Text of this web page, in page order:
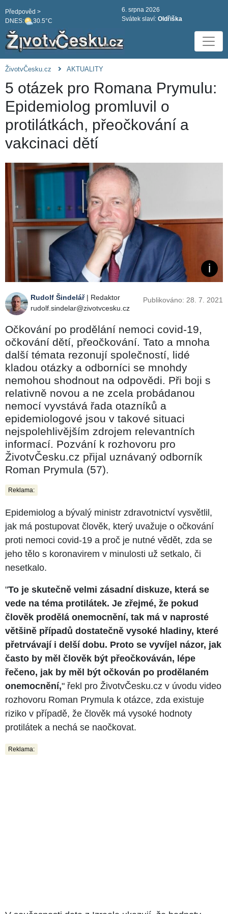
DNES: 30.5°C
Předpověd >
6. srpna 2026
Svátek slaví: Oldřiška
ŽivotvČesku.cz AKTUALITY
5 otázek pro Romana Prymulu:
Epidemiolog promluvil o
protilátkách, přeočkování a
vakcinaci dětí
Rudolf Šindelář| Redaktor
rudolf.sindelar@zivotvcesku.cz
Publikováno: 28. 7. 2021
Očkování po prodělání nemoci covid-19,
očkování dětí, přeočkování. Tato a mnoha
další témata rezonují společností, lidé
kladou otázky a odborníci se mnohdy
nemohou shodnout na odpovědi. Při boji s
relativně novou a ne zcela probádanou
nemocí vyvstává řada otazníků a
epidemiologové jsou v takové situaci
nejspolehlivějším zdrojem relevantních
informací. Pozvání k rozhovoru pro
ŽivotvČesku.cz přijal uznávaný odborník
Roman Prymula (57).
Reklama:
Epidemiolog a bývalý ministr zdravotnictví vysvětlil,
jak má postupovat člověk, který uvažuje o očkování
proti nemoci covid-19 a proč je nutné vědět, zda se
jeho tělo s koronavirem v minulosti už setkalo, či
nesetkalo.
"To je skutečně velmi zásadní diskuze, která se
vede na téma protilátek. Je zřejmé, že pokud
člověk prodělá onemocnění, tak má v naprosté
většině případů dostatečně vysoké hladiny, které
přetrvávají i delší dobu. Proto se vyvíjel názor, jak
často by měl člověk být přeočkováván, lépe
řečeno, jak by měl být očkován po prodělaném
onemocnění," řekl pro ŽivotvČesku.cz v úvodu video
rozhovoru Roman Prymula k otázce, zda existuje
riziko v případě, že člověk má vysoké hodnoty
protilátek a nechá se naočkovat.
Reklama: